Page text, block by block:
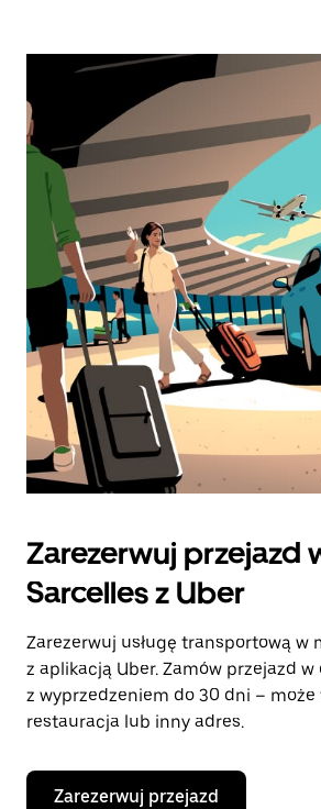
Zarezerwuj przejazd
Sarcelles z Uber
Zarezerwuj usługę transportową w
z aplikacją Uber. Zamów przejazd
z wyprzedzeniem do 30 dni –
restauracja lub inny adres.
Zarezerwuj przejazd